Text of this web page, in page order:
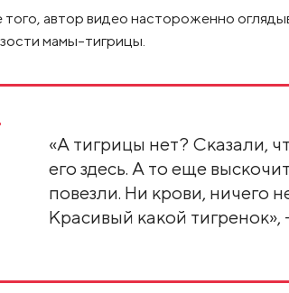
автор видео настороженно
мамы-тигрицы.
«А тигрицы нет? Сказали,
его здесь. А то еще
повезли. Ни крови, ничего
Красивый какой тигренок»,